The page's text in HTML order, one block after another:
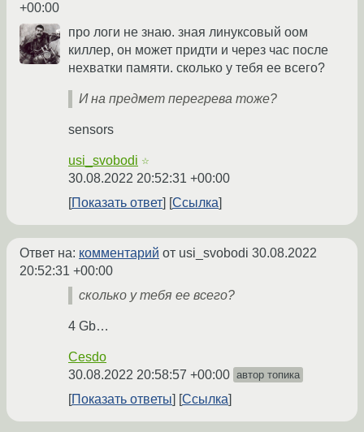
+00:00
про логи не знаю. зная линуксовый оом
киллер, он может придти и через час после
нехватки памяти. сколько у тебя ее всего?
И на предмет перегрева тоже?
sensors
usi_svobodi ☆
30.08.2022 20:52:31 +00:00
Показать ответ
Ссылка
Ответ на: комментарий от usi_svobodi 30.08.2022
20:52:31 +00:00
сколько у тебя ее всего?
4 Gb…
Cesdo
30.08.2022 20:58:57 +00:00 автор топика
Показать ответы Ссылка